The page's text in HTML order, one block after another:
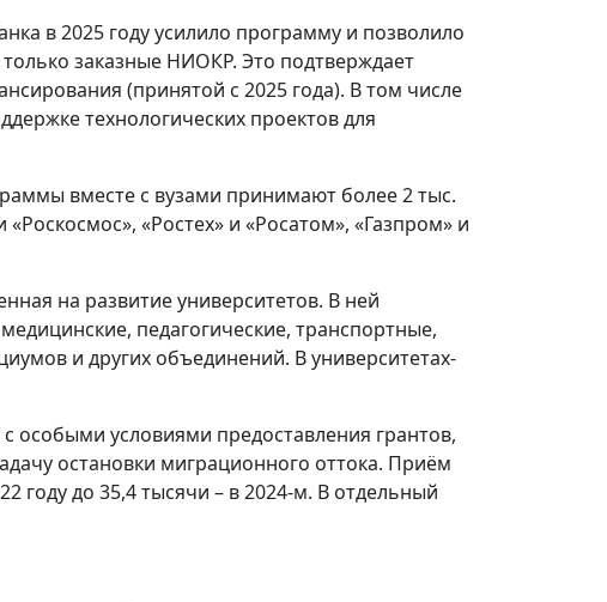
в 2025 году усилило программу и позволило
заказные НИОКР. Это подтверждает
(принятой с 2025 года). В том числе
технологических проектов для
вместе с вузами принимают более 2 тыс.
«Ростех» и «Росатом», «Газпром» и
на развитие университетов. В ней
педагогические, транспортные,
и других объединений. В университетах-
особыми условиями предоставления грантов,
остановки миграционного оттока. Приём
году до 35,4 тысячи – в 2024-м. В отдельный